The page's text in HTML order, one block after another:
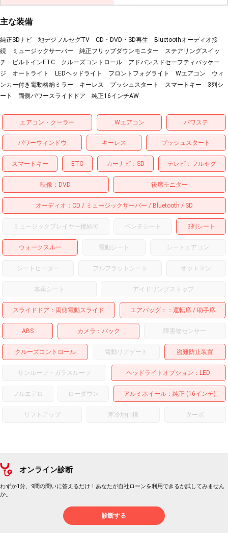
主な装備
純正SDナビ 地デジフルセグTV CD・DVD・SD再生 Bluetoothオーディオ接
続 ミュージックサーバー 純正フリップダウンモニター ステアリングスイッ
チ ビルトインETC クルーズコントロール アドバンスドセーフティパッケー
ジ オートライト LEDヘッドライト フロントフォグライト Wエアコン ウィ
ンカー付き電動格納ミラー キーレス プッシュスタート スマートキー 3列シ
ート 両側パワースライドドア 純正16インチAW
エアコン・クーラー Wエアコン パワステ
パワーウィンドウ キーレス プッシュスタート
スマートキー ETC カーナビ SD テレビ フルセグ
映像 DVD 後席モニター
オーディオ CD ミュージックサーバー Bluetooth SD
ミュージックプレイヤー接続可 ベンチシート 3列シート
ウォークスルー 電動シート シートエアコン
シートヒーター フルフラットシート オットマン
本革シート アイドリングストップ
スライドドア 両側電動スライド エアバッグ： 運転席 助手席
ABS カメラ バック 障害物センサー
クルーズコントロール 電動リアゲート 盗難防止装置
サンルーフ・ガラスルーフ ヘッドライトオプション LED
フルエアロ ローダウン アルミホイール：純正 (16インチ)
リフトアップ 寒冷地仕様 ターボ
オンライン診断
わずか1分、9問の問いに答えるだけ！あなたが自社ローンを利用できるか試してみません
か。
診断する